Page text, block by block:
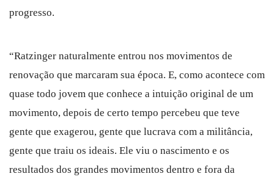
progresso.
“Ratzinger naturalmente entrou nos movimentos de
renovação que marcaram sua época. E, como acontece com
quase todo jovem que conhece a intuição original de um
movimento, depois de certo tempo percebeu que teve
gente que exagerou, gente que lucrava com a militância,
gente que traiu os ideais. Ele viu o nascimento e os
resultados dos grandes movimentos dentro e fora da